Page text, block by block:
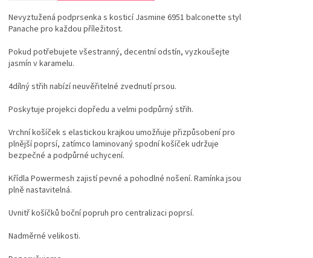
Nevyztužená podprsenka s kosticí Jasmine 6951 balconette styl
Panache pro každou příležitost.
Pokud potřebujete všestranný, decentní odstín, vyzkoušejte
jasmín v karamelu.
4dílný střih nabízí neuvěřitelné zvednutí prsou.
Poskytuje projekci dopředu a velmi podpůrný střih.
Vrchní košíček s elastickou krajkou umožňuje přizpůsobení pro
plnější poprsí, zatímco laminovaný spodní košíček udržuje
bezpečné a podpůrné uchycení.
Křídla Powermesh zajistí pevné a pohodlné nošení. Ramínka jsou
plně nastavitelná.
Uvnitř košíčků boční popruh pro centralizaci poprsí.
Nadměrné velikosti.